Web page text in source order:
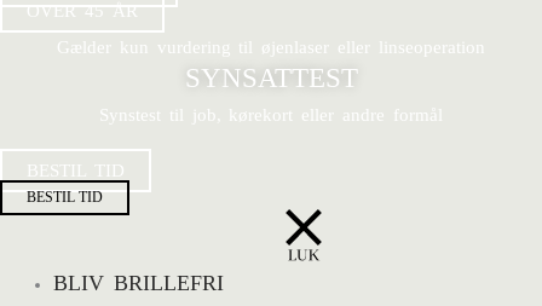
OVER 45 ÅR
Gælder kun vurdering til øjenlaser eller linseoperation
SYNSATTEST
Synstest til job, kørekort eller andre formål
BESTIL TID
BESTIL TID
BLIV BRILLEFRI